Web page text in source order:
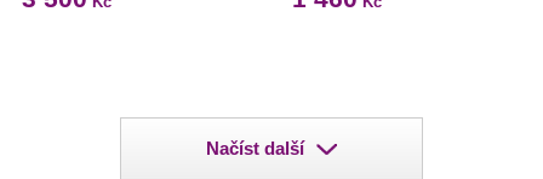
Načíst další